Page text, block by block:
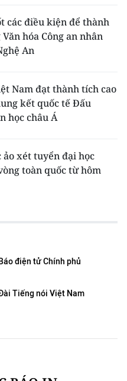
các điều kiện để thành
hóa Công an nhân
An
Nam đạt thành tích cao
kết quốc tế Đấu
học châu Á
ảo xét tuyển đại học
toàn quốc từ hôm
Báo điện tử Chính phủ
Tiếng nói Việt Nam